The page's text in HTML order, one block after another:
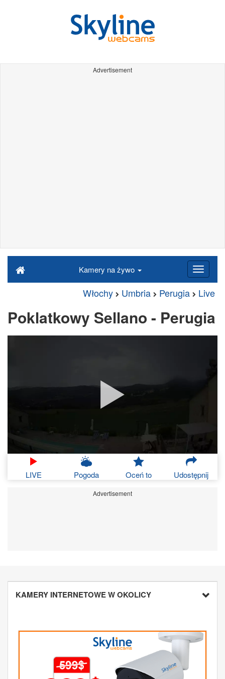
Advertisement
Kamery na żywo
Włochy Umbria Perugia Live
Poklatkowy Sellano - Perugia
LIVE Pogoda Oceń to Udostępnij
Advertisement
KAMERY INTERNETOWE W OKOLICY